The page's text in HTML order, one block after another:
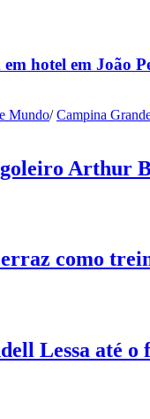
hotel em João
Mundo/ Campina
Arthur
como
Lessa até o